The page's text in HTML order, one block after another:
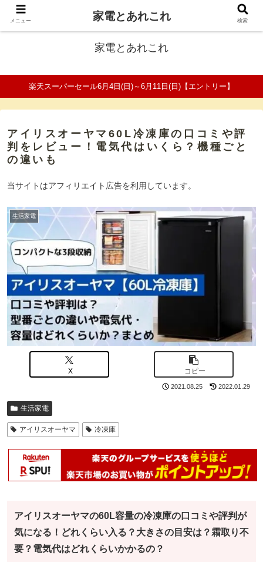
ファミリーの家電口コミ＆比較サイト
家電とあれこれ
楽天スーパーセール6月4日(日)～6月11日(日)【エントリー】
アイリスオーヤマ60L冷凍庫の口コミや評
判をレビュー！電気代はいくら？機種ごと
の違いも
当サイトはアフィリエイト広告を利用しています。
生活家電
X コピー
2021.08.25 2022.01.29
生活家電
アイリスオーヤマ 冷凍庫
アイリスオーヤマの60L容量の冷凍庫の口コミや評判が
気になる！どれくらい入る？大きさの目安は？霜取り不
要？電気代はどれくらいかかるの？
メニュー 家電とあれこれ 検索